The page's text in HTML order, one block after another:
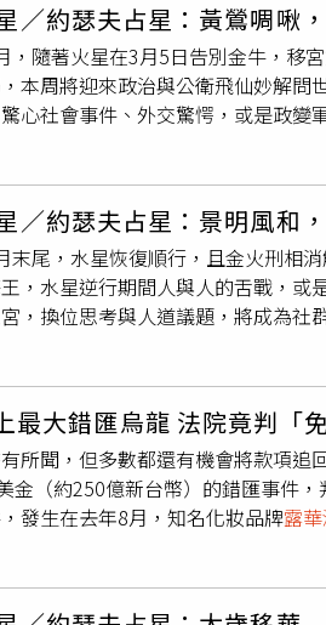
曼舞一身快意春風得意，歌花詠月
，更有纏訟困局消解。人緣桃花
3月中旬後，金牛座炙手可熱，挑
，極受矚目，差旅解封在即。正
月雙子挾團隊助力，開啟合作新局
報解除，正偏財更上層樓。感情是
捷報連連，盡收曾經的失土。一
善。正偏財更是止漏有方。感情
星吉兆及天秤滿月，口舌混亂止歇
牛刀小試。桃花美，感情是春風拂
潛心，休管社交他人說。修身方
情是垂柳欄干盡日風。 天秤座 信
強大，抗壓係數極高。守護星又
。 天蠍座 防機關算盡卿福澤審時
末尾於職場強渡關山，部分天蠍更
花開執著解脫轉心換念。射手本月
退，貴人更是接踵而來，私生活更
發勢如破竹，俯拾貴人。本周摩羯
比皆是，只需稍動尊口。正偏財
意日常忙亂中有錯漏。部分水瓶則
輝煌收尾。有偏財至。感情運淡
／約瑟夫占星：黃鶯啁啾
，隨著火星在3月5日告別金牛，移
本周將迎來政治與公衛飛仙妙解
心社會事件、外交驚愕，或是政
議題沸騰延燒。消費娛樂方面，
些許春日溫柔旖旎。財經方面，微
牡羊心態轉善，火星巡幸正財宮位
怡情。感情是寂寞的人坐著看花
後疲憊不堪，如人飲水自知。火
或是貴人帶財。感情是如夢初醒
木水相位佳，計劃已久卻也延宕多
沉
人脈存摺有進帳，更有橫財喜上加
本周的獅子諸事唯心，職場日常逢
繼承餽贈的紛鬧落幕，錢才順利入
導，出奇制勝，或翻頁新章。守護
部分處女夢熊有兆。 天秤座需留意
掛，羚羊掛角，疏通上情下達有功
感情是解語花開。 天蠍座休管他
，本周天蠍在一片新舊交織風景裡
／約瑟夫占星：景明風和
末尾，水星恢復順行，且金火刑相
，水星逆行期間人與人的舌戰，
，換位思考與人道議題，將成為
經濟現象，預期將隨疫苗施打的
動員、企業主驚爆緋聞。財經方面
周牡羊心態轉善。守護星與冥王三
分，正財與疲憊不成正比。感情是
，人前風光，但風光與努力是否對
感情是鏡花水月，何妨糊塗？ 雙子
佳，放貸可回收。金星移宮，添購
情真意切勝萬金玉砌金堆，巨蟹本
無心，聽者有意，更防髒水潑上
最大錯匯烏龍 法院竟判「
所聞，但多數都還有機會將款項追
金（約250億新台幣）的錯匯事件
發生在去年8月，知名化妝品牌露
向
額。（圖／達志／美聯社）報導稱